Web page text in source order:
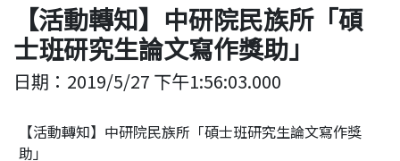
【活動轉知】中研院民族所「碩
士班研究生論文寫作獎助」
日期： 2019/5/27 下午1:56:03.000
【活動轉知】中研院民族所「碩士班研究生論文寫作獎
助」